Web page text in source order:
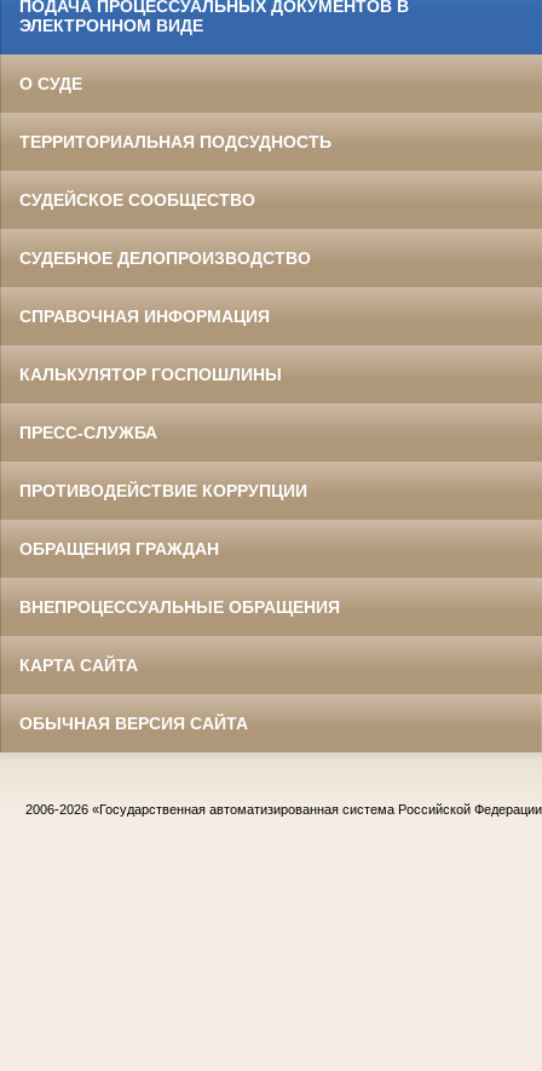
ПОДАЧА ПРОЦЕССУАЛЬНЫХ ДОКУМЕНТОВ В
ЭЛЕКТРОННОМ ВИДЕ
О СУДЕ
ТЕРРИТОРИАЛЬНАЯ ПОДСУДНОСТЬ
СУДЕЙСКОЕ СООБЩЕСТВО
СУДЕБНОЕ ДЕЛОПРОИЗВОДСТВО
СПРАВОЧНАЯ ИНФОРМАЦИЯ
КАЛЬКУЛЯТОР ГОСПОШЛИНЫ
ПРЕСС-СЛУЖБА
ПРОТИВОДЕЙСТВИЕ КОРРУПЦИИ
ОБРАЩЕНИЯ ГРАЖДАН
ВНЕПРОЦЕССУАЛЬНЫЕ ОБРАЩЕНИЯ
КАРТА САЙТА
ОБЫЧНАЯ ВЕРСИЯ САЙТА
2006-2026 «Государственная автоматизированная система Российской